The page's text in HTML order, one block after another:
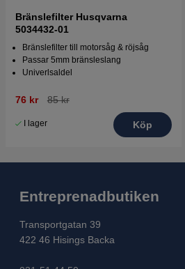
Bränslefilter Husqvarna
5034432-01
Bränslefilter till motorsåg & röjsåg
Passar 5mm bränsleslang
Univerlsaldel
76 kr 85 kr
I lager Köp
Entreprenadbutiken
Transportgatan 39
422 46 Hisings Backa